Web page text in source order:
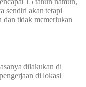
15 tahun namun,
sendiri akan tetapi
dan tidak memerlukan
dilakukan di
di lokasi